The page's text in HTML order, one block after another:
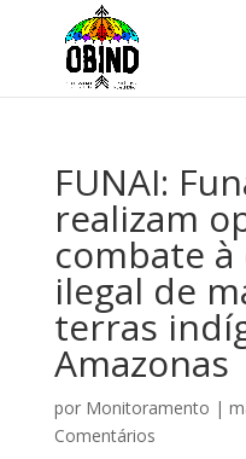
FUNAI:
realizam
combate
ilegal de
terras
Amazonas
por Monitoramento |
Comentários